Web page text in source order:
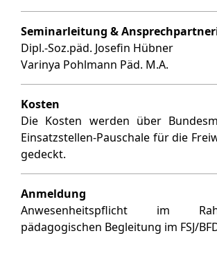
Seminarleitung &
Dipl.-Soz.päd. Josefin Hübner
Varinya Pohlmann Päd. M.A.
Kosten
Die Kosten werden über
Einsatzstellen-Pauschale für die
gedeckt.
Anmeldung
Anwesenheitspflicht im
pädagogischen Begleitung im FSJ/